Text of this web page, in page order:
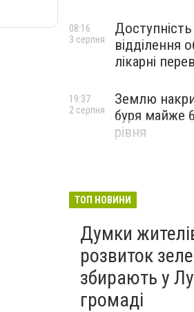
Доступність
відділення
лікарні
08:16
3 серпня
Землю
буря майже
рівня
19:37
2 серпня
ТОП НОВИНИ
Думки
розвиток
збирають у
громаді